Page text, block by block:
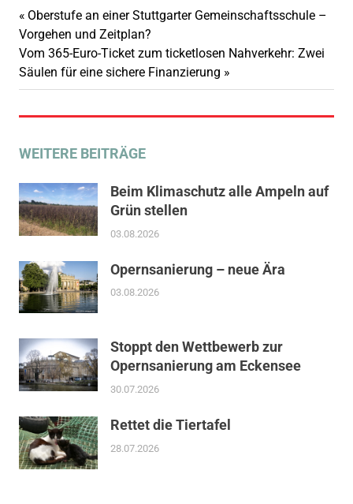
Bauplanung
Baupreissteigerung
Bauprogrammänderung
Klinikum
Kostensteigerung
Neuordnung
Personalschlüssel
Verantwortung
Schmitz
Verwaltungsspitze
Beitragsnavigation
Vorheriger
Beitrag:
Oberstufe an einer Stuttgarter Gemeinschaftsschule –
Vorgehen und Zeitplan?
Nächster
Beitrag:
Vom 365-Euro-Ticket zum ticketlosen Nahverkehr: Zwei
Säulen für eine sichere Finanzierung
WEITERE BEITRÄGE
Beim Klimaschutz alle Ampeln auf
Grün stellen
03.08.2026
Opernsanierung – neue Ära
03.08.2026
Stoppt den Wettbewerb zur
Opernsanierung am Eckensee
30.07.2026
Rettet die Tiertafel
28.07.2026